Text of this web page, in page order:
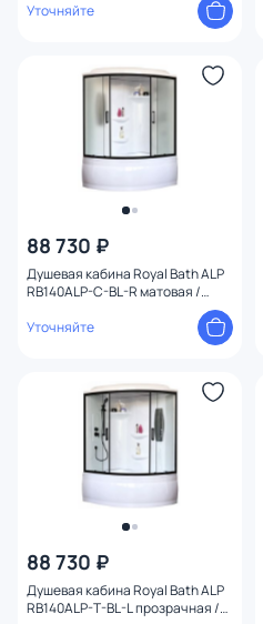
Уточняйте
88 730 ₽
Душевая кабина Royal Bath ALP
RB140ALP-C-BL-R матовая /
Уточняйте
88 730 ₽
Душевая кабина Royal Bath ALP
RB140ALP-T-BL-L прозрачная /